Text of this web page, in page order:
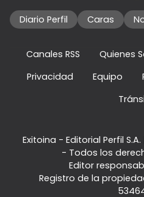
Diario Perfil Caras
Canales RSS Quienes
Privacidad
Equipo
Exitoina - Editorial Perfil S.A.
- Todos los
Editor
Registro de la